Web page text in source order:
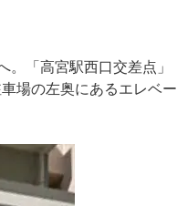
「高宮駅西口交差点」
場の左奥にあるエレベー